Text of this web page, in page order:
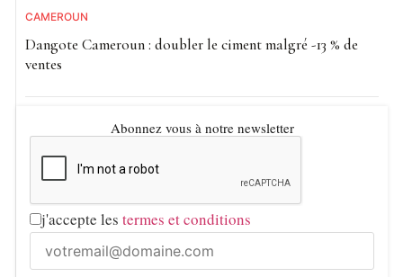
CAMEROUN
Dangote Cameroun : doubler le ciment malgré -13 % de
ventes
Abonnez vous à notre newsletter
j'accepte les termes et conditions